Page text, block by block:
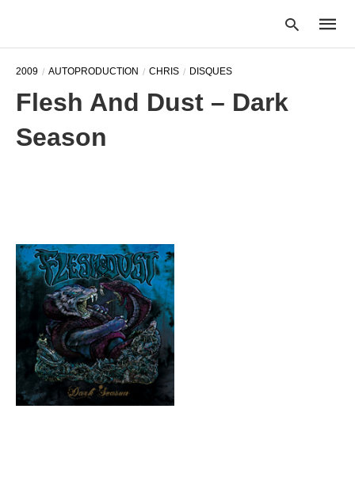
2009 AUTOPRODUCTION CHRIS DISQUES
Flesh And Dust – Dark
Season